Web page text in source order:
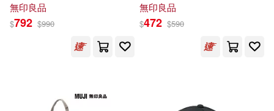
無印良品
$792 $990
無印良品
$472 $590